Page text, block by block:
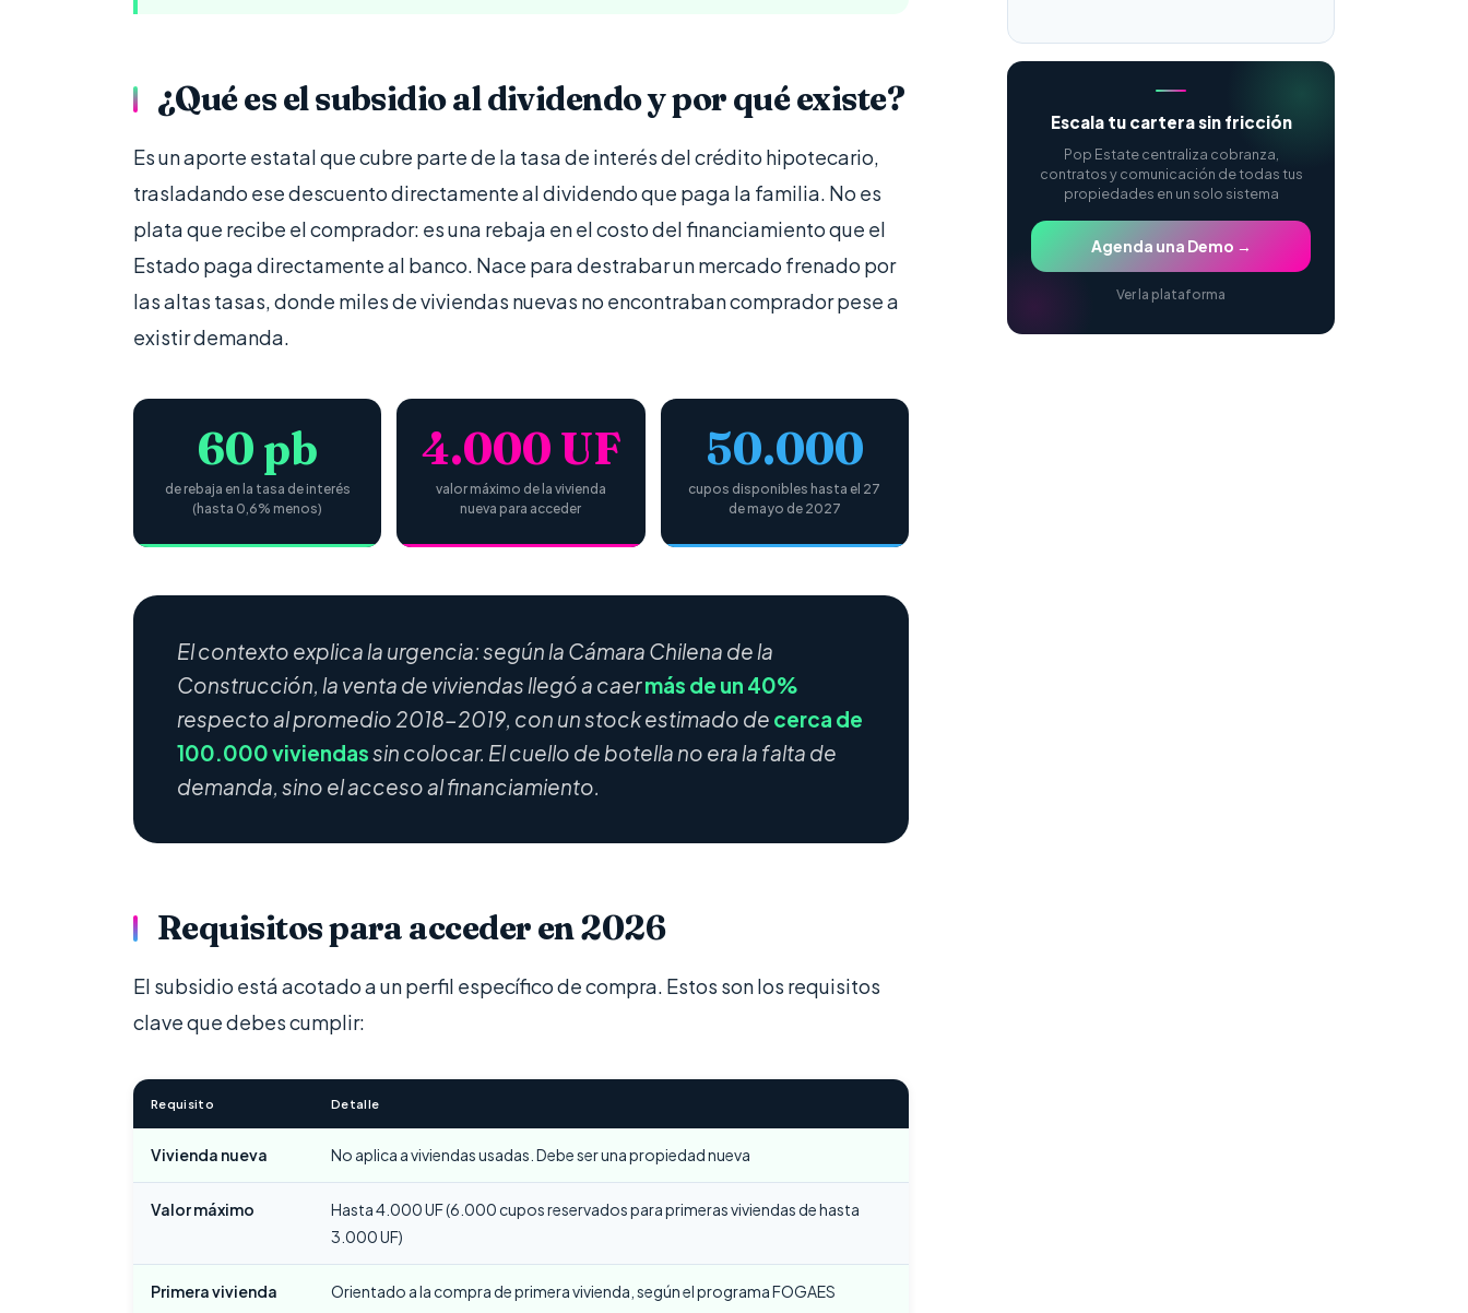
¿Qué es el subsidio al dividendo y por qué existe?
Es un aporte estatal que cubre parte de la tasa de interés del crédito hipotecario,
trasladando ese descuento directamente al dividendo que paga la familia. No es
plata que recibe el comprador: es una rebaja en el costo del financiamiento que el
Estado paga directamente al banco. Nace para destrabar un mercado frenado por
las altas tasas, donde miles de viviendas nuevas no encontraban comprador pese a
existir demanda.
60 pb
de rebaja en la tasa de interés
(hasta 0,6% menos)
4.000 UF
valor máximo de la vivienda
nueva para acceder
50.000
cupos disponibles hasta el 27
de mayo de 2027
El contexto explica la urgencia: según la Cámara Chilena de la
Construcción, la venta de viviendas llegó a caermás de un 40%
respecto al promedio 2018-2019, con un stock estimado de cerca de
100.000 viviendassin colocar. El cuello de botella no era la falta de
demanda, sino el acceso al financiamiento.
Requisitos para acceder en 2026
El subsidio está acotado a un perfil específico de compra. Estos son los requisitos
clave que debes cumplir:
Requisito Detalle
Vivienda nueva No aplica a viviendas usadas. Debe ser una propiedad nueva
Valor máximo
Hasta 4.000 UF (6.000 cupos reservados para primeras viviendas de hasta
3.000 UF)
Primera vivienda Orientado a la compra de primera vivienda, según el programa FOGAES
Escala tu cartera sin fricción
Pop Estate centraliza cobranza,
contratos y comunicación de todas tus
propiedades en un solo sistema
Agenda una Demo →
Ver la plataforma